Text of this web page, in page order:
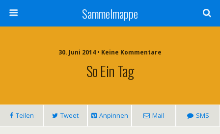
Sammelmappe
30. Juni 2014 • Keine Kommentare
So Ein Tag
Teilen Tweet Anpinnen Mail SMS